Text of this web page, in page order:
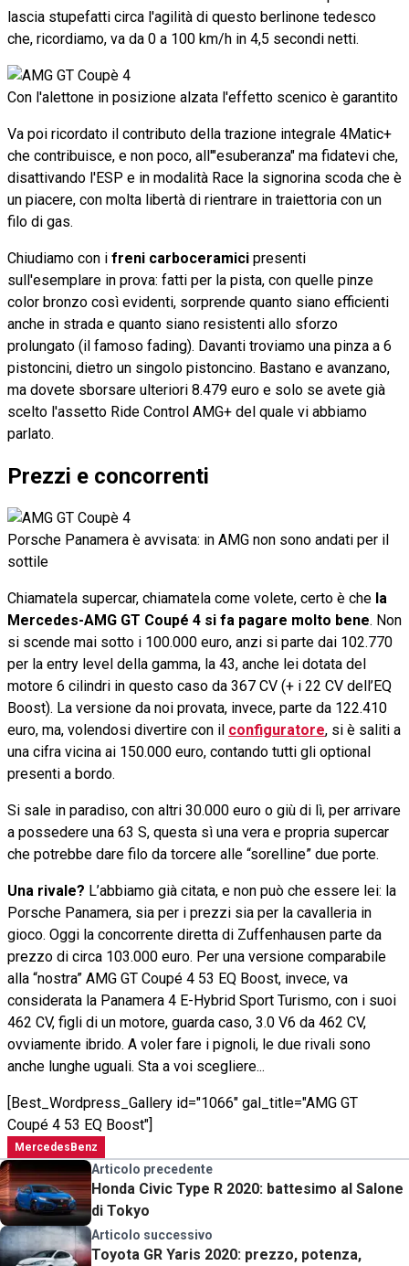
lascia stupefatti circa l'agilità di questo berlinone tedesco
che, ricordiamo, va da 0 a 100 km/h in 4,5 secondi netti.
Con l'alettone in posizione alzata l'effetto scenico è garantito
Va poi ricordato il contributo della trazione integrale 4Matic+
che contribuisce, e non poco, all'"esuberanza" ma fidatevi che,
disattivando l'ESP e in modalità Race la signorina scoda che è
un piacere, con molta libertà di rientrare in traiettoria con un
filo di gas.
Chiudiamo con i freni carboceramici presenti
sull'esemplare in prova: fatti per la pista, con quelle pinze
color bronzo così evidenti, sorprende quanto siano efficienti
anche in strada e quanto siano resistenti allo sforzo
prolungato (il famoso fading). Davanti troviamo una pinza a 6
pistoncini, dietro un singolo pistoncino. Bastano e avanzano,
ma dovete sborsare ulteriori 8.479 euro e solo se avete già
scelto l'assetto Ride Control AMG+ del quale vi abbiamo
parlato.
Prezzi e concorrenti
Porsche Panamera è avvisata: in AMG non sono andati per il
sottile
Chiamatela supercar, chiamatela come volete, certo è che la
Mercedes-AMG GT Coupé 4 si fa pagare molto bene. Non
si scende mai sotto i 100.000 euro, anzi si parte dai 102.770
per la entry level della gamma, la 43, anche lei dotata del
motore 6 cilindri in questo caso da 367 CV (+ i 22 CV dell’EQ
Boost). La versione da noi provata, invece, parte da 122.410
euro, ma, volendosi divertire con il configuratore, si è saliti a
una cifra vicina ai 150.000 euro, contando tutti gli optional
presenti a bordo.
Si sale in paradiso, con altri 30.000 euro o giù di lì, per arrivare
a possedere una 63 S, questa sì una vera e propria supercar
che potrebbe dare filo da torcere alle “sorelline” due porte.
Una rivale? L’abbiamo già citata, e non può che essere lei: la
Porsche Panamera, sia per i prezzi sia per la cavalleria in
gioco. Oggi la concorrente diretta di Zuffenhausen parte da
prezzo di circa 103.000 euro. Per una versione comparabile
alla “nostra” AMG GT Coupé 4 53 EQ Boost, invece, va
considerata la Panamera 4 E-Hybrid Sport Turismo, con i suoi
462 CV, figli di un motore, guarda caso, 3.0 V6 da 462 CV,
ovviamente ibrido. A voler fare i pignoli, le due rivali sono
anche lunghe uguali. Sta a voi scegliere...
[Best_Wordpress_Gallery id="1066" gal_title="AMG GT
Coupé 4 53 EQ Boost"]
MercedesBenz
Articolo precedente
Honda Civic Type R 2020: battesimo al Salone
di Tokyo
Articolo successivo
Toyota GR Yaris 2020: prezzo, potenza,